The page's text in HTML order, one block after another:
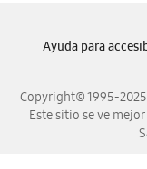
Copyright© 1995-2025
Este sitio se ve
Ayuda para